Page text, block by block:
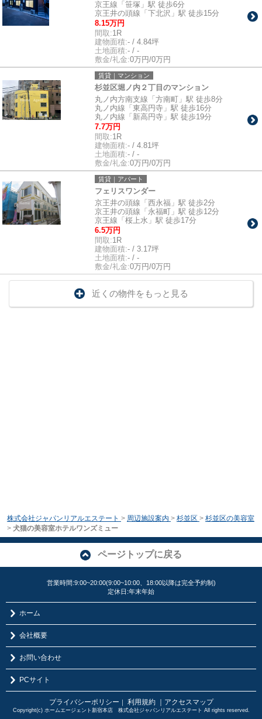
京王線「笹塚」駅 徒歩6分
京王井の頭線「下北沢」駅 徒歩15分
8.15万円
間取:1R
建物面積:- / 4.84坪
土地面積:- / -
敷金/礼金:0万円/0万円
賃貸｜マンション
杉並区堀ノ内２丁目のマンション
丸ノ内方南支線「方南町」駅 徒歩8分
丸ノ内線「東高円寺」駅 徒歩16分
丸ノ内線「新高円寺」駅 徒歩19分
7.7万円
間取:1R
建物面積:- / 4.81坪
土地面積:- / -
敷金/礼金:0万円/0万円
賃貸｜アパート
フェリスワンダー
京王井の頭線「西永福」駅 徒歩2分
京王井の頭線「永福町」駅 徒歩12分
京王線「桜上水」駅 徒歩17分
6.5万円
間取:1R
建物面積:- / 3.17坪
土地面積:- / -
敷金/礼金:0万円/0万円
近くの物件をもっと見る
株式会社ジャパンリアルエステート > 周辺施設案内 > 杉並区 > 杉並区の美容室
> 犬猫の美容室ホテルワンズミュー
ページトップに戻る
営業時間:9:00~20:00(9:00~10:00、18:00以降は完全予約制)
定休日:年末年始
ホーム
会社概要
お問い合わせ
PCサイト
プライバシーポリシー ｜ 利用規約 ｜アクセスマップ
Copyright(c) ホームエージェント新宿本店 株式会社ジャパンリアルエステート All rights reserved.